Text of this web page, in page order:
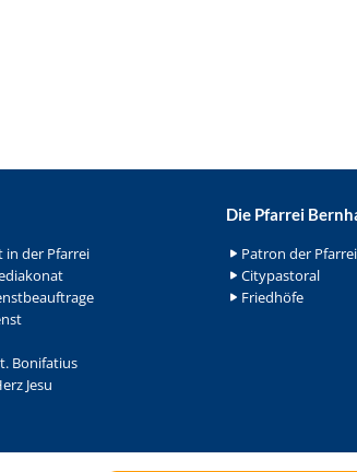
in der Pfarrei
Bonifatius
Jesu
Die Pfarrei
Patron der Pfarrei
Citypastoral
Friedhöfe